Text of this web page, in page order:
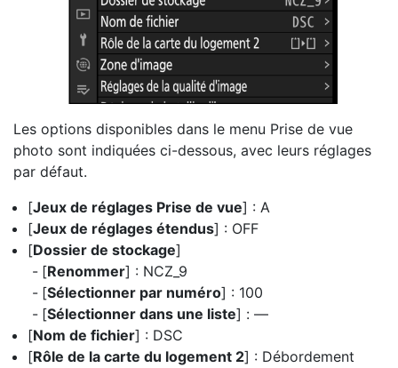
Les options disponibles dans le menu Prise de vue
photo sont indiquées ci-dessous, avec leurs réglages
par défaut.
[Jeux de réglages Prise de vue] : A
[Jeux de réglages étendus] : OFF
[Dossier de stockage]
[Renommer] : NCZ_9
[Sélectionner par numéro] : 100
[Sélectionner dans une liste] : —
[Nom de fichier] : DSC
[Rôle de la carte du logement 2] : Débordement